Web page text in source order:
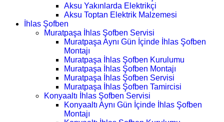
Aksu Yakınlarda Elektrikçi
Aksu Toptan Elektrik Malzemesi
İhlas Şofben
Muratpaşa İhlas Şofben Servisi
Muratpaşa Aynı Gün İçinde İhlas Şofben
Montajı
Muratpaşa İhlas Şofben Kurulumu
Muratpaşa İhlas Şofben Montajı
Muratpaşa İhlas Şofben Servisi
Muratpaşa İhlas Şofben Tamircisi
Konyaaltı İhlas Şofben Servisi
Konyaaltı Aynı Gün İçinde İhlas Şofben
Montajı